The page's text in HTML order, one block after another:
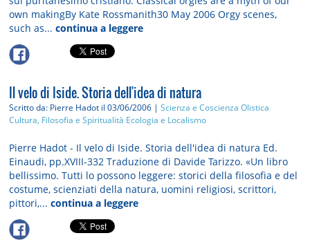
own makingBy Kate Rossmanith30 May 2006 Orgy scenes,
such as...continua a leggere
Il velo di Iside. Storia dell'idea di natura
Scritto da: Pierre Hadot il 03/06/2006 |Scienza e Coscienza Olistica
Cultura, Filosofia e Spiritualità Ecologia e Localismo
Pierre Hadot - Il velo di Iside. Storia dell'idea di natura Ed.
Einaudi, pp.XVIII-332 Traduzione di Davide Tarizzo. «Un libro
bellissimo. Tutti lo possono leggere: storici della filosofia e del
costume, scienziati della natura, uomini religiosi, scrittori,
pittori,...continua a leggere